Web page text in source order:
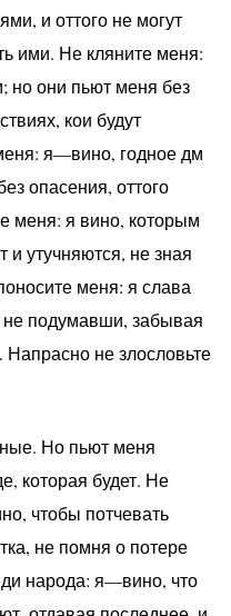
и оттого не могут
ими. Не кляните меня:
но они пьют меня без
кои будут
я—вино, годное дм
опасения, оттого
меня: я вино, которым
утучняются, не зная
меня: я слава
подумавши, забывая
Напрасно не злословьте
Но пьют меня
которая будет. Не
чтобы потчевать
не помня о потере
народа: я—вино, что